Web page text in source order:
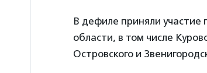
В дефиле приняли участие
области, в том числе
Островского и